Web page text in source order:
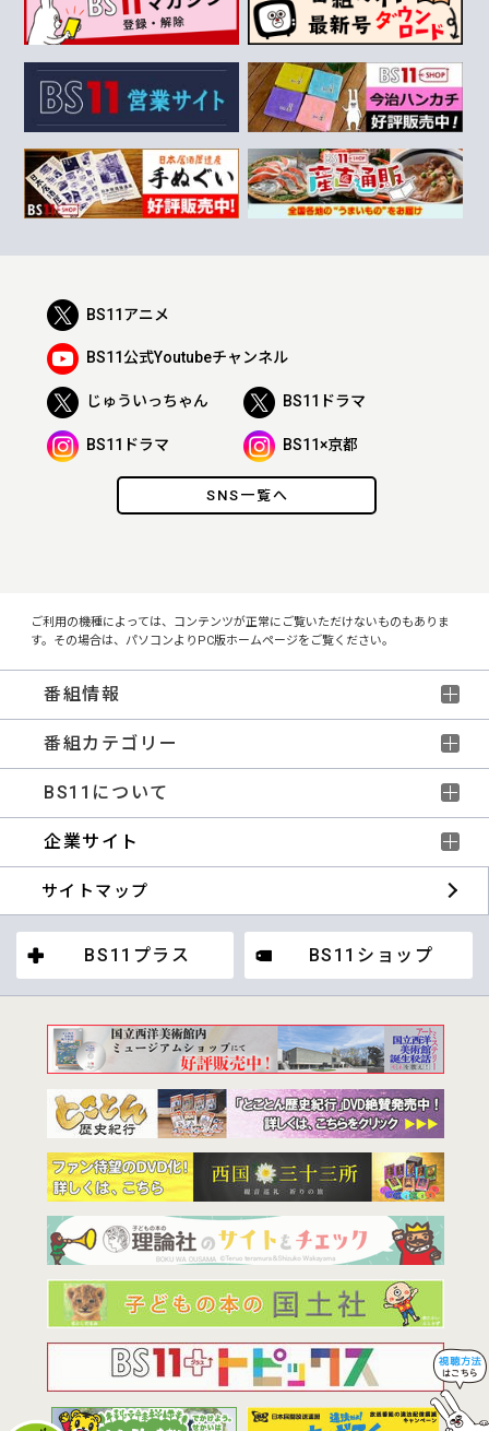
SNS一覧へ
BS11アニメ
BS11公式Youtubeチャンネル
じゅういっちゃん BS11ドラマ
BS11ドラマ BS11×京都
ご利用の機種によっては、コンテンツが正常にご覧いただけないものもありま
す。その場合は、パソコンよりPC版ホームページをご覧ください。
番組情報
番組カテゴリー
BS11について
企業サイト
サイトマップ
BS11プラス BS11ショップ